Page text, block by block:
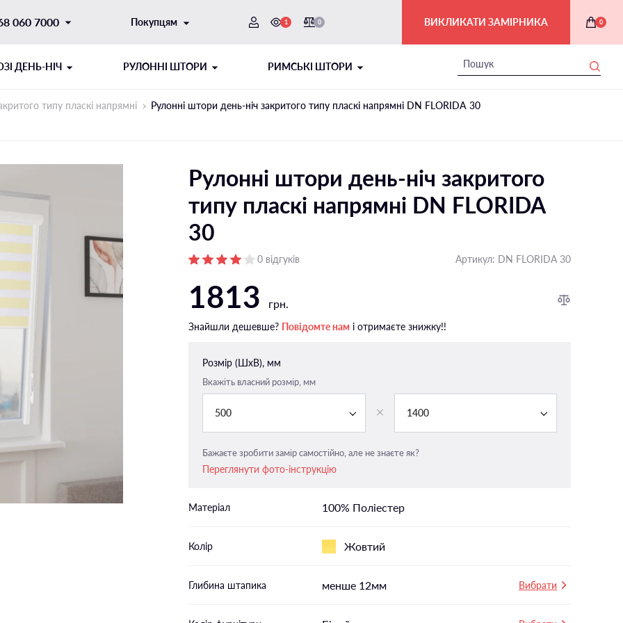
060 7000 Покупцям 1 0 ВИКЛИКАТИ ЗАМІРНИКА 0
ДЕНЬ-НІЧ РУЛОННІ ШТОРИ
ТИПУ
напрямні
напрямні
РУЛОННІ ШТОРИ ДЕНЬ-НІЧ
Відкритого типу на стулку
Відкритого типу на отвір
Закритого типу п-подібні
Закритого типу пласкі напрямні
РИМСЬКІ ШТОРИ
ШНУРОВИЙ МЕХАНІЗМ
На панорамні вікна
У дитячу
У спальню
типу пласкі напрямні Рулонні штори день-ніч закритого типу пласкi напрямнi DN FLORIDA 30
Рулонні штори день-ніч закритого
типу пласкi напрямнi DN FLORIDA
30
0 відгуків Артикул: DN FLORIDA 30
1813 грн.
Знайшли дешевше? Повідомте нам і отримаєте знижку!!
Розмір (ШxВ), мм
Вкажіть власний розмір, мм
500 1400
Бажаєте зробити замір самостійно, але не знаєте як?
Переглянути фото-інструкцію
Матеріал 100% Поліестер
Колір Жовтий
Глибина штапика менше 12мм Вибрати